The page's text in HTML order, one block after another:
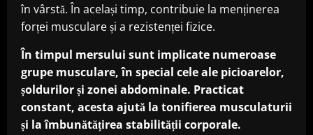
în vârstă. În același timp, contribuie la menținerea
forței musculare și a rezistenței fizice.
În timpul mersului sunt implicate numeroase
grupe musculare, în special cele ale picioarelor,
șoldurilor și zonei abdominale. Practicat
constant, acesta ajută la tonifierea musculaturii
și la îmbunătățirea stabilității corporale.